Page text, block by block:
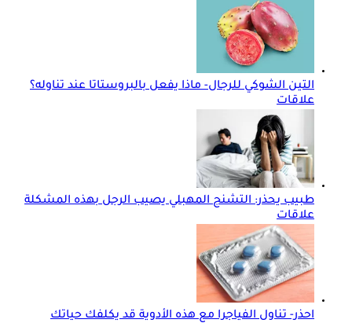
التين الشوكي للرجال- ماذا يفعل بالبروستاتا عند تناوله؟
علاقات
طبيب يحذر: التشنج المهبلي يصيب الرجل بهذه المشكلة
علاقات
احذر- تناول الفياجرا مع هذه الأدوية قد يكلفك حياتك